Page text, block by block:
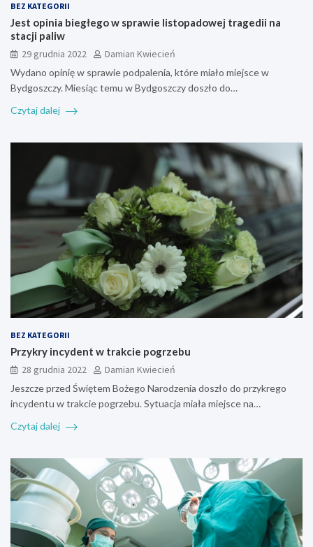
BEZ KATEGORII
Jest opinia biegłego w sprawie listopadowej tragedii na
stacji paliw
29 grudnia 2022
Damian Kwiecień
Wydano opinię w sprawie podpalenia, które miało miejsce w
Bydgoszczy. Miesiąc temu w Bydgoszczy doszło do…
Czytaj dalej
BEZ KATEGORII
Przykry incydent w trakcie pogrzebu
28 grudnia 2022
Damian Kwiecień
Jeszcze przed Świętem Bożego Narodzenia doszło do przykrego
incydentu w trakcie pogrzebu. Sytuacja miała miejsce na…
Czytaj dalej